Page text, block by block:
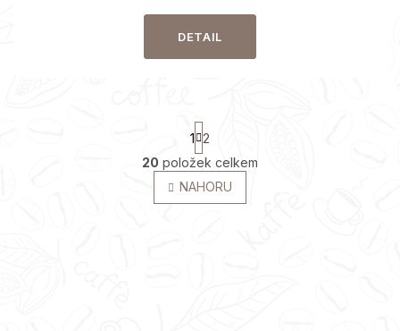
DETAIL
O
v
S
t
r
á
n
k
1 2
20 položek celkem
NAHORU